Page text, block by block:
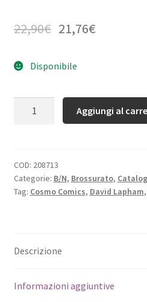
22,90€ 21,76€
Disponibile
Aggiungi al
COD: 208713
Categorie: B/N, Brossurato,
Tag: Cosmo Comics, David Lapham,
Descrizione
Informazioni aggiuntive